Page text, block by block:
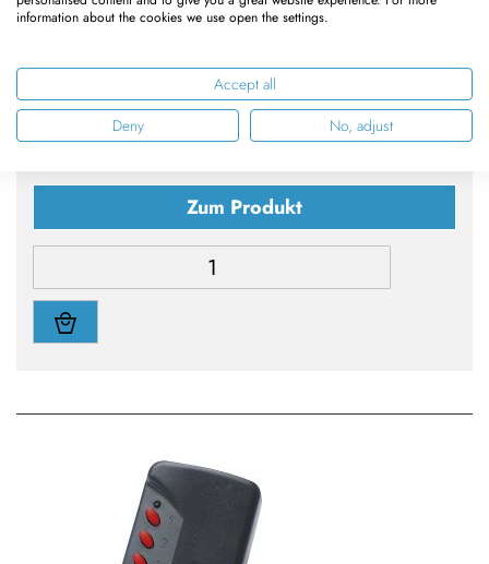
124,95 €
105,00 €
Zum Produkt
information about the cookies we use open the settings.
Accept all
Deny
No, adjust